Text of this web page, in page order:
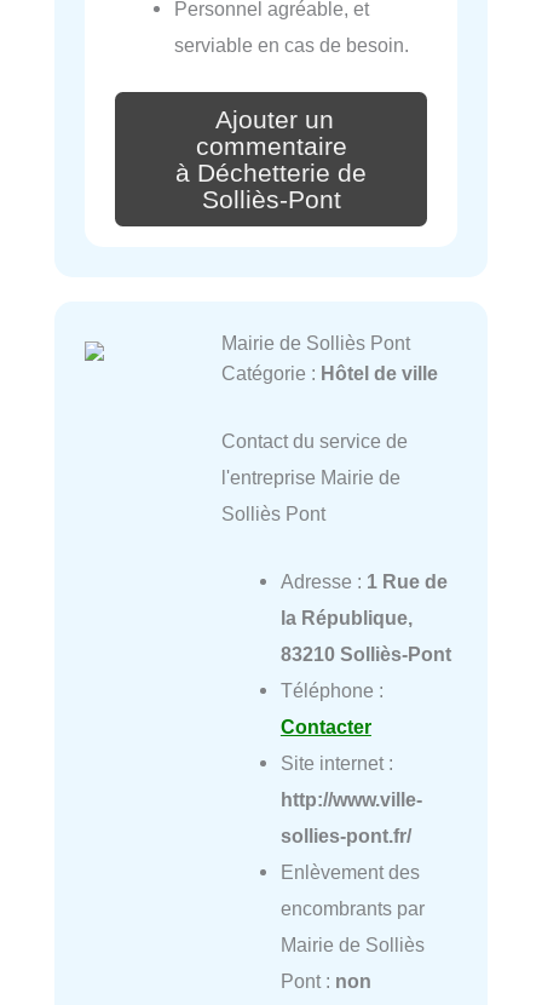
Personnel agréable, et
serviable en cas de besoin.
Ajouter un
commentaire
à Déchetterie de
Solliès-Pont
Mairie de Solliès Pont
Catégorie : Hôtel de ville
Contact du service de
l'entreprise Mairie de
Solliès Pont
Adresse : 1 Rue de
la République,
83210 Solliès-Pont
Téléphone :
Contacter
Site internet :
http://www.ville-
sollies-pont.fr/
Enlèvement des
encombrants par
Mairie de Solliès
Pont : non